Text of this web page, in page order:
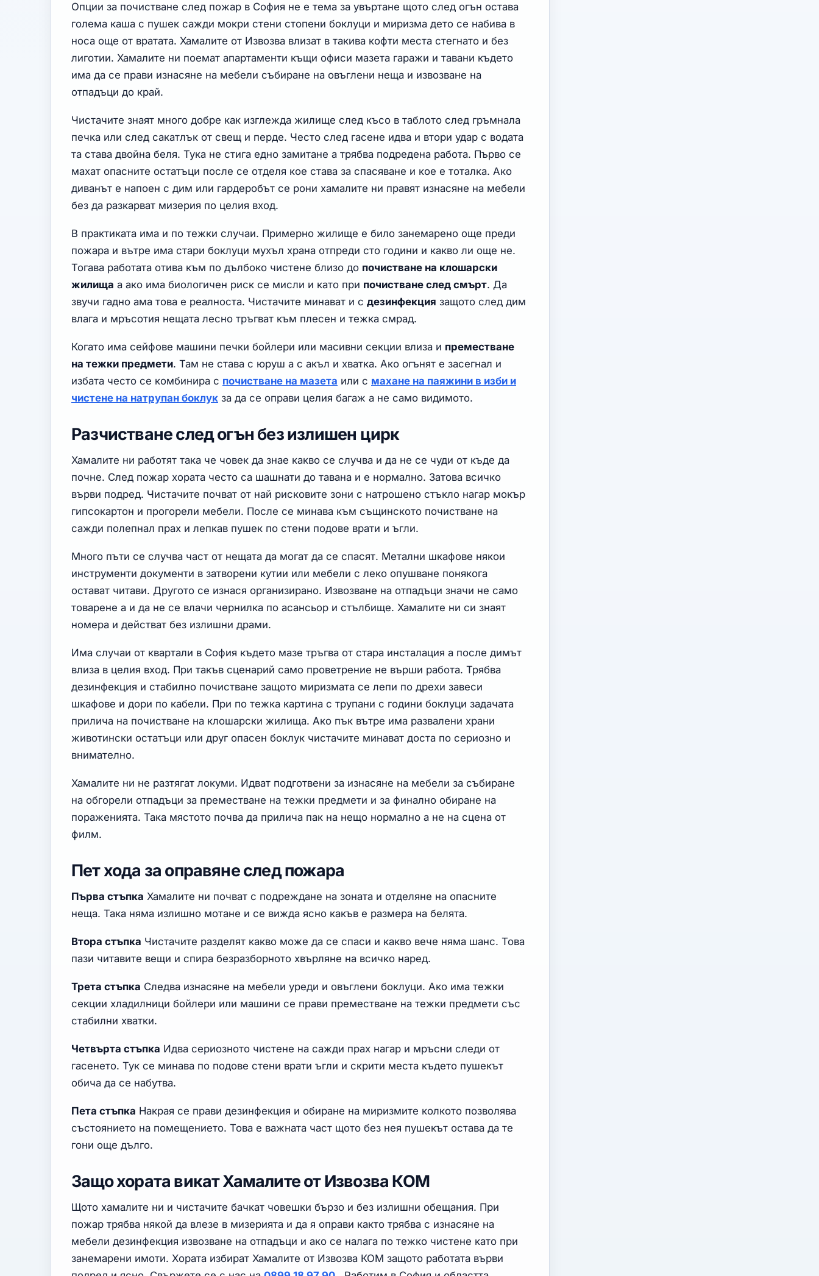
Опции за почистване след пожар в София не е тема за увъртане щото след огън остава
голема каша с пушек сажди мокри стени стопени боклуци и миризма дето се набива в
носа още от вратата. Хамалите от Извозва влизат в такива кофти места стегнато и без
лиготии. Хамалите ни поемат апартаменти къщи офиси мазета гаражи и тавани където
има да се прави изнасяне на мебели събиране на овъглени неща и извозване на
отпадъци до край.
Чистачите знаят много добре как изглежда жилище след късо в таблото след гръмнала
печка или след сакатлък от свещ и перде. Често след гасене идва и втори удар с водата
та става двойна беля. Тука не стига едно замитане а трябва подредена работа. Първо се
махат опасните остатъци после се отделя кое става за спасяване и кое е тоталка. Ако
диванът е напоен с дим или гардеробът се рони хамалите ни правят изнасяне на мебели
без да разкарват мизерия по целия вход.
В практиката има и по тежки случаи. Примерно жилище е било занемарено още преди
пожара и вътре има стари боклуци мухъл храна отпреди сто години и какво ли още не.
Тогава работата отива към по дълбоко чистене близо до почистване на клошарски
жилища а ако има биологичен риск се мисли и като при почистване след смърт. Да
звучи гадно ама това е реалноста. Чистачите минават и с дезинфекция защото след дим
влага и мръсотия нещата лесно тръгват към плесен и тежка смрад.
Когато има сейфове машини печки бойлери или масивни секции влиза и преместване
на тежки предмети. Там не става с юруш а с акъл и хватка. Ако огънят е засегнал и
избата често се комбинира с почистване на мазета или с махане на паяжини в изби и
чистене на натрупан боклук за да се оправи целия багаж а не само видимото.
Разчистване след огън без излишен цирк
Хамалите ни работят така че човек да знае какво се случва и да не се чуди от къде да
почне. След пожар хората често са шашнати до тавана и е нормално. Затова всичко
върви подред. Чистачите почват от най рисковите зони с натрошено стъкло нагар мокър
гипсокартон и прогорели мебели. После се минава към същинското почистване на
сажди полепнал прах и лепкав пушек по стени подове врати и ъгли.
Много пъти се случва част от нещата да могат да се спасят. Метални шкафове някои
инструменти документи в затворени кутии или мебели с леко опушване понякога
остават читави. Другото се изнася организирано. Извозване на отпадъци значи не само
товарене а и да не се влачи чернилка по асансьор и стълбище. Хамалите ни си знаят
номера и действат без излишни драми.
Има случаи от квартали в София където мазе тръгва от стара инсталация а после димът
влиза в целия вход. При такъв сценарий само проветрение не върши работа. Трябва
дезинфекция и стабилно почистване защото миризмата се лепи по дрехи завеси
шкафове и дори по кабели. При по тежка картина с трупани с години боклуци задачата
прилича на почистване на клошарски жилища. Ако пък вътре има развалени храни
животински остатъци или друг опасен боклук чистачите минават доста по сериозно и
внимателно.
Хамалите ни не разтягат локуми. Идват подготвени за изнасяне на мебели за събиране
на обгорели отпадъци за преместване на тежки предмети и за финално обиране на
пораженията. Така мястото почва да прилича пак на нещо нормално а не на сцена от
филм.
Пет хода за оправяне след пожара
Първа стъпка Хамалите ни почват с подреждане на зоната и отделяне на опасните
неща. Така няма излишно мотане и се вижда ясно какъв е размера на белята.
Втора стъпка Чистачите разделят какво може да се спаси и какво вече няма шанс. Това
пази читавите вещи и спира безразборното хвърляне на всичко наред.
Трета стъпка Следва изнасяне на мебели уреди и овъглени боклуци. Ако има тежки
секции хладилници бойлери или машини се прави преместване на тежки предмети със
стабилни хватки.
Четвърта стъпка Идва сериозното чистене на сажди прах нагар и мръсни следи от
гасенето. Тук се минава по подове стени врати ъгли и скрити места където пушекът
обича да се набутва.
Пета стъпка Накрая се прави дезинфекция и обиране на миризмите колкото позволява
състоянието на помещението. Това е важната част щото без нея пушекът остава да те
гони още дълго.
Защо хората викат Хамалите от Извозва КОМ
Щото хамалите ни и чистачите бачкат човешки бързо и без излишни обещания. При
пожар трябва някой да влезе в мизерията и да я оправи както трябва с изнасяне на
мебели дезинфекция извозване на отпадъци и ако се налага по тежко чистене като при
занемарени имоти. Хората избират Хамалите от Извозва КОМ защото работата върви